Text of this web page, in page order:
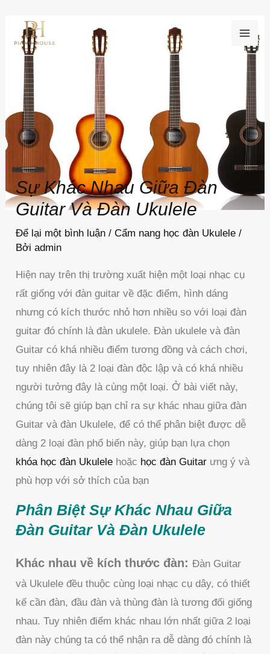
Sự Khác Nhau Giữa Đàn
Guitar Và Đàn Ukulele
Để lại một bình luận /Cẩm nang học đàn Ukulele /
Bởiadmin
Hiện nay trên thị trường xuất hiện một loại nhạc cụ
rất giống với đàn guitar về đặc điểm, hình dáng
nhưng có kích thước nhỏ hơn nhiều so với loại đàn
guitar đó chính là đàn ukulele. Đàn ukulele và đàn
Guitar có khá nhiều điểm tương đồng và cách chơi,
tuy nhiên đây là 2 loại đàn độc lập và có khá nhiều
người tưởng đây là cùng một loại. Ở bài viết này,
chúng tôi sẽ giúp bạn chỉ ra sự khác nhau giữa đàn
Guitar và đàn Ukulele, để có thể phân biệt được dễ
dàng 2 loại đàn phổ biến này, giúp bạn lựa chọn
khóa học đàn Ukulele hoặc học đàn Guitar ưng ý và
phù hợp với sở thích của bạn
Phân Biệt Sự Khác Nhau Giữa
Đàn Guitar Và Đàn Ukulele
Khác nhau về kích thước đàn:Đàn Guitar
và Ukulele đều thuộc cùng loại nhạc cụ dây, có thiết
kế cần đàn, đầu đàn và thùng đàn là tương đối giống
nhau. Tuy nhiên điểm khác nhau lớn nhất giữa 2 loại
đàn này chúng ta có thể nhận ra dễ dàng đó chính là